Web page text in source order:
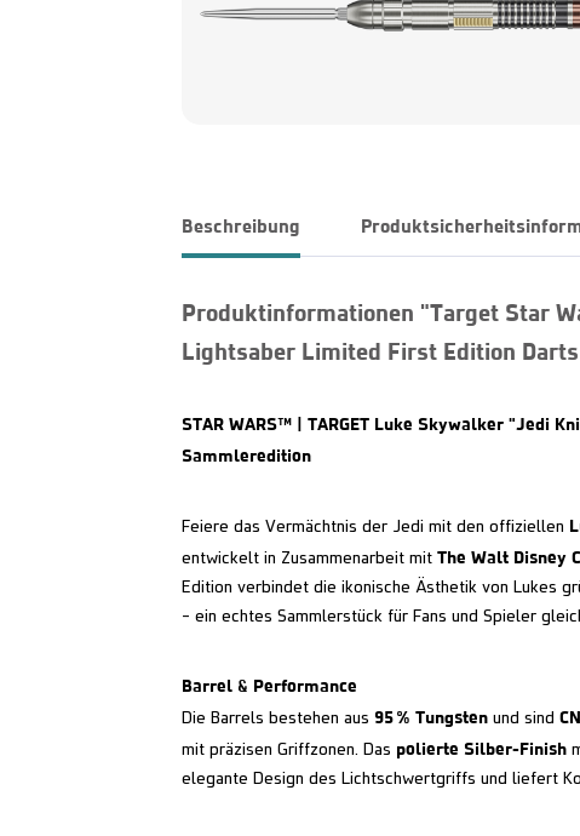
Beschreibung
Produktinformationen "Target Star
Lightsaber Limited First Edition
STAR WARS™ | TARGET Luke Skywalker "Jedi
Sammleredition
Feiere das Vermächtnis der Jedi mit den offiziellen
entwickelt in Zusammenarbeit mit The Walt Disney
Edition verbindet die ikonische Ästhetik von Lukes
– ein echtes Sammlerstück für Fans und Spieler
Barrel & Performance
Die Barrels bestehen aus 95 % Tungsten und sind
mit präzisen Griffzonen. Das polierte Silber-Finish
elegante Design des Lichtschwertgriffs und liefert